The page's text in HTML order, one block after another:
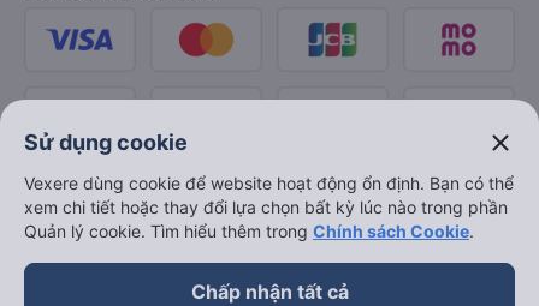
Sử dụng cookie close
Vexere dùng cookie để website hoạt động ổn định. Bạn có thể
xem chi tiết hoặc thay đổi lựa chọn bất kỳ lúc nào trong phần
Quản lý cookie. Tìm hiểu thêm trong Chính sách Cookie.
Chấp nhận tất cả